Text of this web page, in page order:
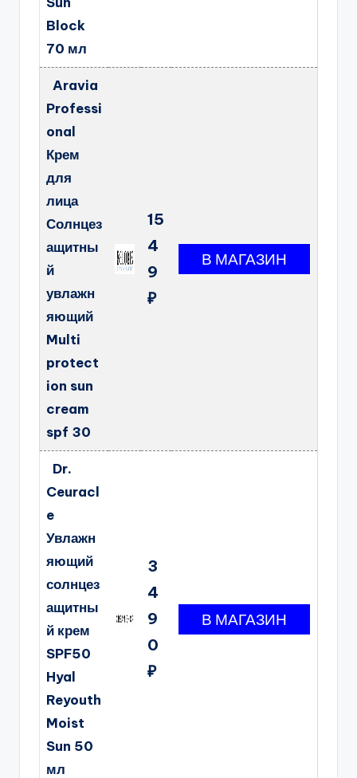
Block
70 мл
Aravia
Professi
onal
Крем
для
лица
Солнцез
ащитны
й
увлажн
яющий
Multi
protect
ion sun
cream
spf 30
15
4
9
₽
Dr.
Ceuracl
e
Увлажн
яющий
солнцез
ащитны
й крем
SPF50
Hyal
Reyouth
Moist
Sun 50
мл
3
4
9
0
₽